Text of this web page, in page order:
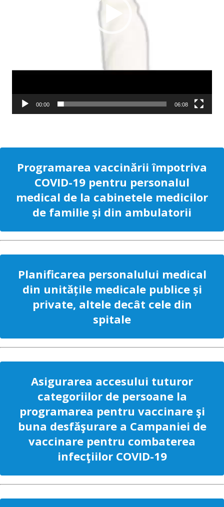
00:00 06:08
Programarea vaccinării împotriva
COVID-19 pentru personalul
medical de la cabinetele medicilor
de familie și din ambulatorii
Planificarea personalului medical
din unitățile medicale publice și
private, altele decât cele din
spitale
Asigurarea accesului tuturor
categoriilor de persoane la
programarea pentru vaccinare şi
buna desfăşurare a Campaniei de
vaccinare pentru combaterea
infecţiilor COVID-19